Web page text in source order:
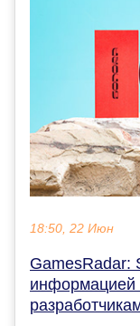
18:50, 22 Июн
GamesRadar:
информацией